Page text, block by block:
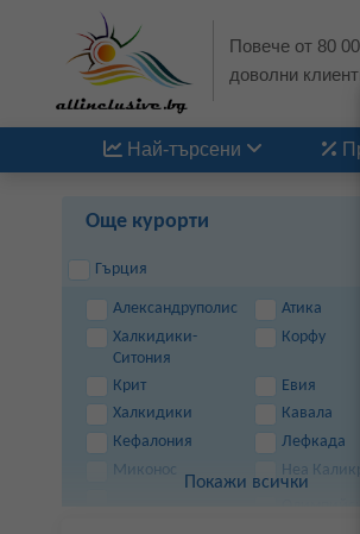
Повече от 80
доволни
Най-търсени
Още курорти
Гърция
Покажи всички
Александруполис
Атика
Халкидики-
Ситония
Корфу
Крит
Евия
Халкидики
Кавала
Кефалония
Лефкада
Миконос
Неа